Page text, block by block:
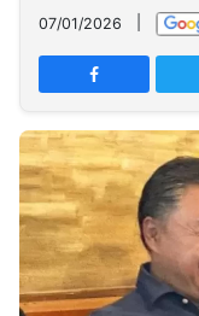
Network
PT
TREETAN
INDONESIA
Partner
Insight
NTB
Suara
Time
Lens
IDN
Daily
Jogja
Jalan
Rakyat
Idealita
News
Kita
Notice
Radar
Baru
Seedbacklink
07/01/2026